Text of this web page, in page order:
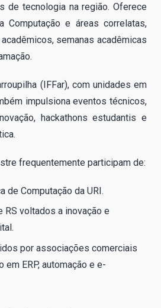
de tecnologia na região. Oferece
Computação e áreas correlatas,
semanas acadêmicas
(IFFar), com unidades em
impulsiona eventos técnicos,
hackathons estudantis e
frequentemente participam de:
de Computação da URI.
RS voltados a inovação e
por associações comerciais
ERP, automação e e-